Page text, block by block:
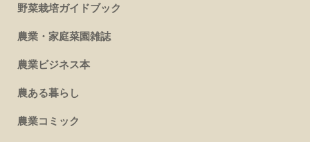
野菜栽培ガイドブック
農業・家庭菜園雑誌
農業ビジネス本
農ある暮らし
農業コミック